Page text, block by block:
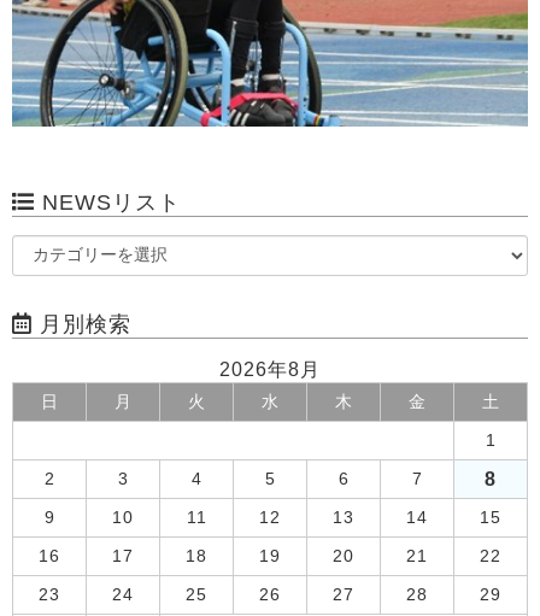
NEWSリスト
月別検索
2026年8月
日 月 火 水 木 金 土
1
2 3 4 5 6 7 8
9 10 11 12 13 14 15
16 17 18 19 20 21 22
23 24 25 26 27 28 29